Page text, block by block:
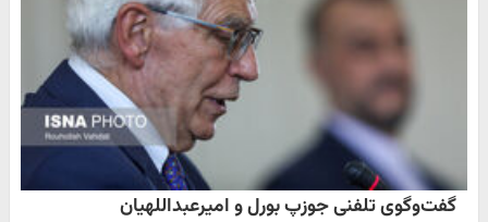
گفت‌وگوی تلفنی جوزپ بورل و امیرعبداللهیان